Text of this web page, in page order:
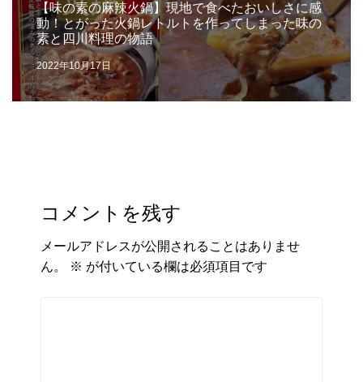
【味の素の麻辣火鍋】現地で食べたおいしさに感
動！とがった火鍋レトルトを作ってしまった味の
素と四川料理の物語
2022年10月17日
コメントを残す
メールアドレスが公開されることはありませ
ん。
※ が付いている欄は必須項目です